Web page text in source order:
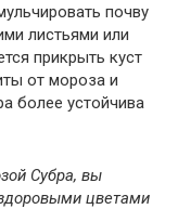
почву
листьями или
прикрыть куст
от мороза и
более устойчива
Субра, вы
цветами